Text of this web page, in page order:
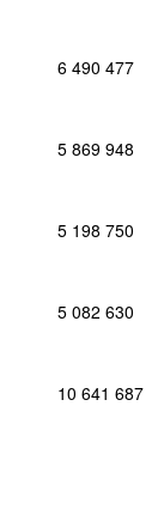
6 490 477
5 869 948
5 198 750
5 082 630
10 641 687